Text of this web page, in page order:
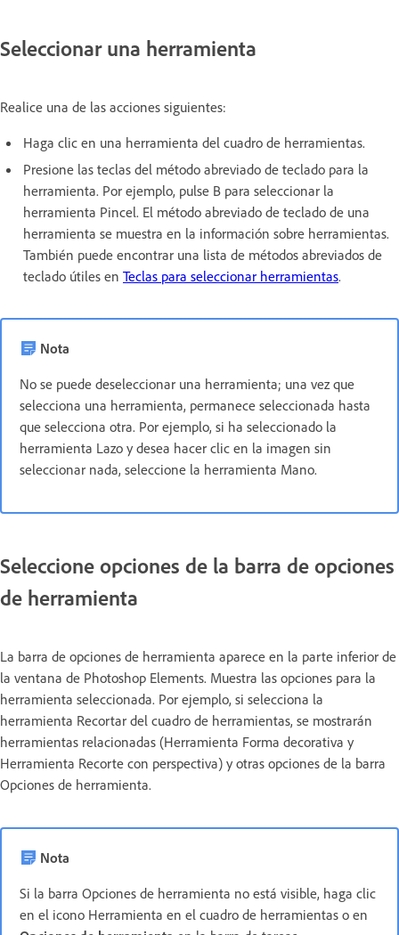
Seleccionar una herramienta
Realice una de las acciones siguientes:
Haga clic en una herramienta del cuadro de herramientas.
Presione las teclas del método abreviado de teclado para la
herramienta. Por ejemplo, pulse B para seleccionar la
herramienta Pincel. El método abreviado de teclado de una
herramienta se muestra en la información sobre herramientas.
También puede encontrar una lista de métodos abreviados de
teclado útiles en Teclas para seleccionar herramientas.
Nota
No se puede deseleccionar una herramienta; una vez que
selecciona una herramienta, permanece seleccionada hasta
que selecciona otra. Por ejemplo, si ha seleccionado la
herramienta Lazo y desea hacer clic en la imagen sin
seleccionar nada, seleccione la herramienta Mano.
Seleccione opciones de la barra de opciones
de herramienta
La barra de opciones de herramienta aparece en la parte inferior de
la ventana de Photoshop Elements. Muestra las opciones para la
herramienta seleccionada. Por ejemplo, si selecciona la
herramienta Recortar del cuadro de herramientas, se mostrarán
herramientas relacionadas (Herramienta Forma decorativa y
Herramienta Recorte con perspectiva) y otras opciones de la barra
Opciones de herramienta.
Nota
Si la barra Opciones de herramienta no está visible, haga clic
en el icono Herramienta en el cuadro de herramientas o en